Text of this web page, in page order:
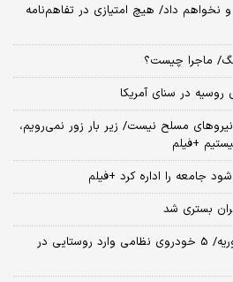
نخواهم داد/ هیچ امتیازی در تفاهم‌نامه
ماجرا چیست؟
در سنای آمریکا
مسلح نیست/ زیر بار زور نمی‌رویم،
+فیلم
جامعه را اداره کرد +فیلم
بستری شد
حمله جدید اسرائیل به خاک سوریه/ 5 خودروی نظامی وارد روستایی در